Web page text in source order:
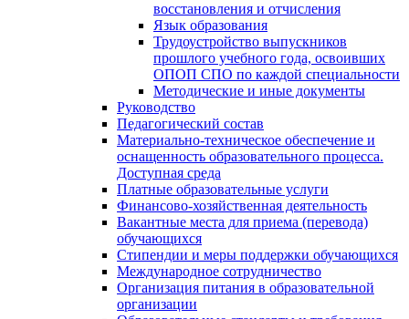
восстановления и отчисления
Язык образования
Трудоустройство выпускников
прошлого учебного года, освоивших
ОПОП СПО по каждой специальности
Методические и иные документы
Руководство
Педагогический состав
Материально-техническое обеспечение и
оснащенность образовательного процесса.
Доступная среда
Платные образовательные услуги
Финансово-хозяйственная деятельность
Вакантные места для приема (перевода)
обучающихся
Стипендии и меры поддержки обучающихся
Международное сотрудничество
Организация питания в образовательной
организации